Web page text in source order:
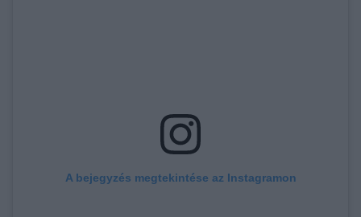
A bejegyzés megtekintése az Instagramon